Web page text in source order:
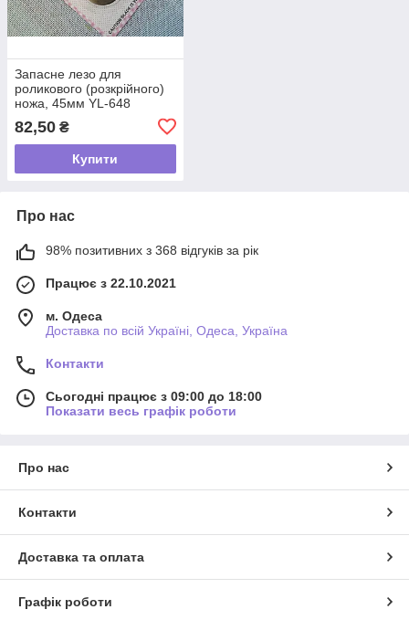
Запасне лезо для
роликового (розкрійного)
ножа, 45мм YL-648
82,50 ₴
Купити
Про нас
98% позитивних з 368 відгуків за рік
Працює з 22.10.2021
м. Одеса
Доставка по всій Україні, Одеса, Україна
Контакти
Сьогодні працює з 09:00 до 18:00
Показати весь графік роботи
Про нас
Контакти
Доставка та оплата
Графік роботи